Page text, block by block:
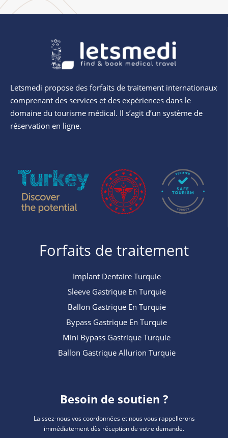
Letsmedi propose des forfaits de traitement internationaux
comprenant des services et des expériences dans le
domaine du tourisme médical. Il s’agit d’un système de
réservation en ligne.
Forfaits de traitement
Implant Dentaire Turquie
Sleeve Gastrique En Turquie
Ballon Gastrique En Turquie
Bypass Gastrique En Turquie
Mini Bypass Gastrique Turquie
Ballon Gastrique Allurion Turquie
Besoin de soutien ?
Laissez-nous vos coordonnées et nous vous rappellerons
immédiatement dès réception de votre demande.